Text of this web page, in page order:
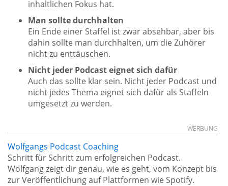
inhaltlichen Fokus hat.
Man sollte durchhalten
Ein Ende einer Staffel ist zwar absehbar, aber bis
dahin sollte man durchhalten, um die Zuhörer
nicht zu enttäuschen.
Nicht jeder Podcast eignet sich dafür
Auch das sollte klar sein. Nicht jeder Podcast und
nicht jedes Thema eignet sich dafür als Staffeln
umgesetzt zu werden.
WERBUNG
Wolfgangs Podcast Coaching
Schritt für Schritt zum erfolgreichen Podcast.
Wolfgang zeigt dir genau, wie es geht, vom Konzept bis
zur Veröffentlichung auf Plattformen wie Spotify.